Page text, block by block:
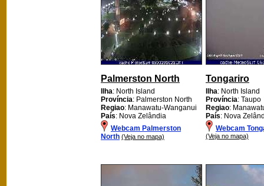
Palmerston North
Ilha: North Island
Província: Palmerston North
Regiao: Manawatu-Wanganui
País: Nova Zelândia
Webcam Palmerston
North (Veja no mapa)
Tongariro
Ilha: North Island
Província: Taupo
Regiao:
País: Nova
Webcam
(Veja no mapa)